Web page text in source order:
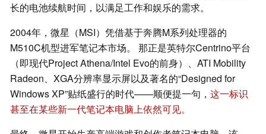
长的电池续航时间，以满足工作和娱乐的需求。
2004年，微星（MSI）凭借基于奔腾M系列处理器的
M510C机型进军笔记本市场。 那正是英特尔Centrino平台
（即现代Project Athena/Intel Evo的前身）、ATI Mobility
Radeon、XGA分辨率显示屏以及著名的“Designed for
Windows XP”贴纸盛行的时代——顺便提一句， 这一标识
甚至在某些新一代笔记本电脑上依然可见。